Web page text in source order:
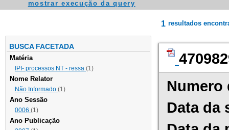
mostrar execução da query
BUSCA FACETADA
Matéria
IPI- processos NT - ressa (1)
Nome Relator
Não Informado (1)
Ano Sessão
0006 (1)
Ano Publicação
1 resultados
Numero
Data da